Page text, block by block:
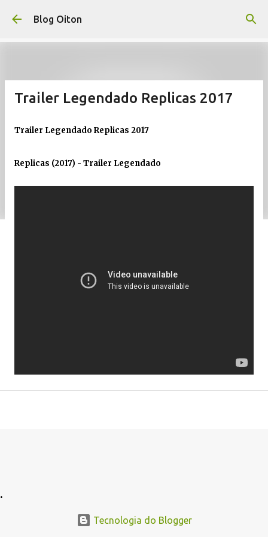
Pular para o conteúdo principal
Blog Oiton
Trailer Legendado Replicas 2017
Trailer Legendado Replicas 2017
Replicas (2017) - Trailer Legendado
.
Tecnologia do Blogger